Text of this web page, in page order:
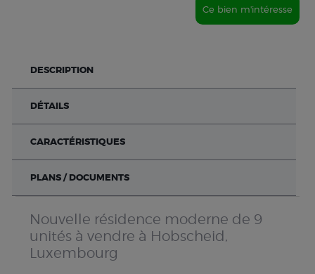
Ce bien m'intéresse
DESCRIPTION
DÉTAILS
CARACTÉRISTIQUES
PLANS / DOCUMENTS
Nouvelle résidence moderne de 9
unités à vendre à Hobscheid,
Luxembourg